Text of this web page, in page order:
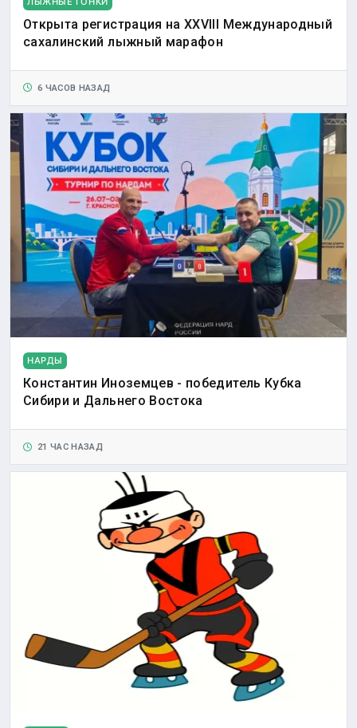
Открыта регистрация на XXVIII Международный
сахалинский лыжный марафон
6 ЧАСОВ НАЗАД
НАРДЫ
Константин Иноземцев - победитель Кубка
Сибири и Дальнего Востока
21 ЧАС НАЗАД